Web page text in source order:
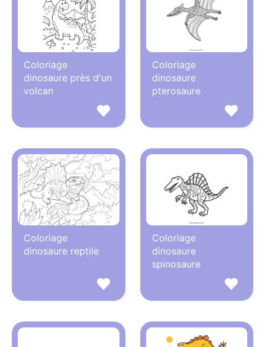
Coloriage
dinosaure près d'un
volcan
Coloriage
dinosaure
pterosaure
Coloriage
dinosaure reptile
Coloriage
dinosaure
spinosaure